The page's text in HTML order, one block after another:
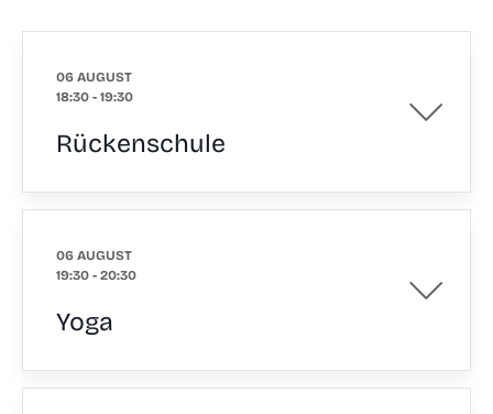
06 AUGUST
18:30 - 19:30
Rückenschule
06 AUGUST
19:30 - 20:30
Yoga